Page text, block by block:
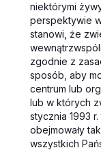
niektórymi
perspektywie
stanowi, że
zgodnie z
sposób, aby
centrum lub
lub w których
stycznia 1993
obejmowały
wszystkich